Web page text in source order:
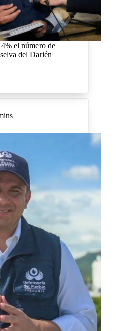
el número de
del Darién